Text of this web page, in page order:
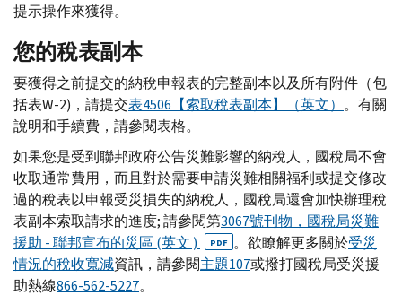
提示操作來獲得。
您的稅表副本
要獲得之前提交的納稅申報表的完整副本以及所有附件（包
括表W-2)，請提交表4506【索取稅表副本】（英文） 。有關
說明和手續費，請參閱表格。
如果您是受到聯邦政府公告災難影響的納稅人，國稅局不會
收取通常費用，而且對於需要申請災難相關福利或提交修改
過的稅表以申報受災損失的納稅人，國稅局還會加快辦理稅
表副本索取請求的進度; 請參閱第3067號刊物，國稅局災難
援助 - 聯邦宣布的災區 (英文 )
PDF 。欲瞭解更多關於受災
情況的稅收寬減資訊，請參閱主題107或撥打國稅局受災援
助熱線866-562-5227。